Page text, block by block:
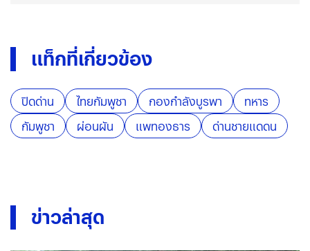
แท็กที่เกี่ยวข้อง
ปิดด่าน ไทยกัมพูชา กองกำลังบูรพา
ทหาร
กัมพูชา
ผ่อนผัน แพทองธาร ด่านชายแดดน
ข่าวล่าสุด